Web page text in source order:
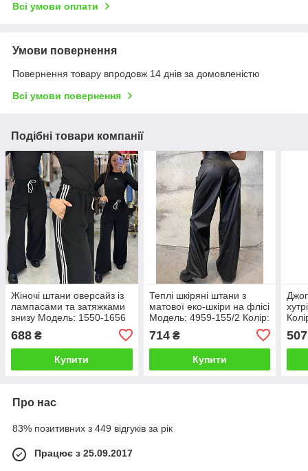
Всі умови оплати
Умови повернення
Повернення товару впродовж 14 днів за домовленістю
Всі умови повернення
Подібні товари компанії
Жіночі штани оверсайз із
лампасами та затяжками
знизу Модель: 1550-1656
шоколад
688 ₴
Купити
Теплі шкіряні штани з
матової еко-шкіри на флісі
Модель: 4959-155/2 Колір:
714₴
Купити
507
Про нас
83% позитивних з 449 відгуків за рік
Працює з 25.09.2017